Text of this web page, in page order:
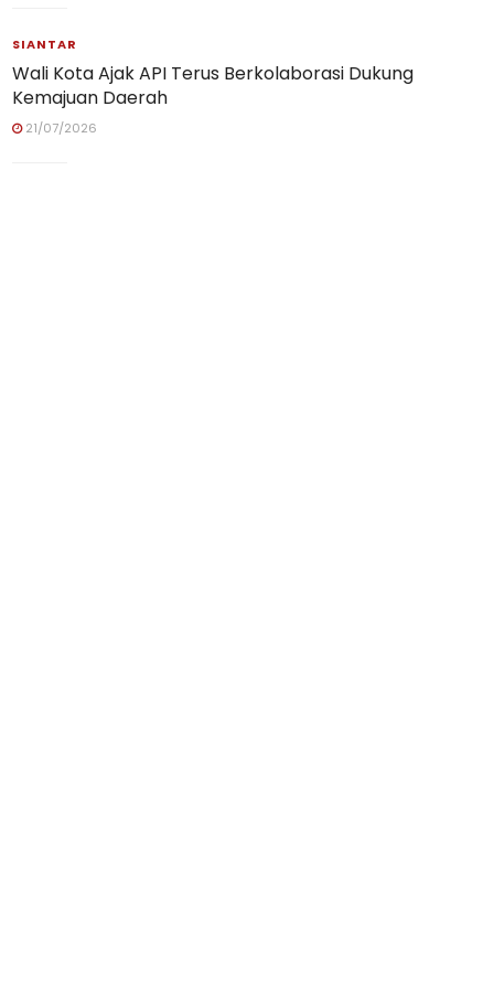
SIANTAR
Wali Kota Ajak API Terus Berkolaborasi Dukung
Kemajuan Daerah
21/07/2026